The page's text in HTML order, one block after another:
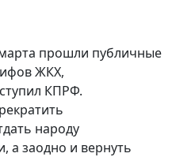
прошли публичные
ЖКХ,
КПРФ.
народу
а заодно и вернуть